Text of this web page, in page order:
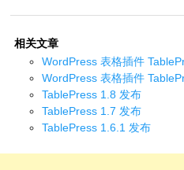
相关文章
WordPress 表格插件
WordPress 表格插件
TablePress 1.8 发布
TablePress 1.7 发布
TablePress 1.6.1 发布